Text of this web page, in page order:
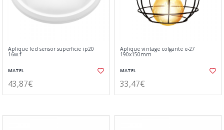
Aplique led sensor superficie ip20
16w.f
MATEL
43,87€
Aplique vintage colgante e-27
190x150mm
MATEL
33,47€